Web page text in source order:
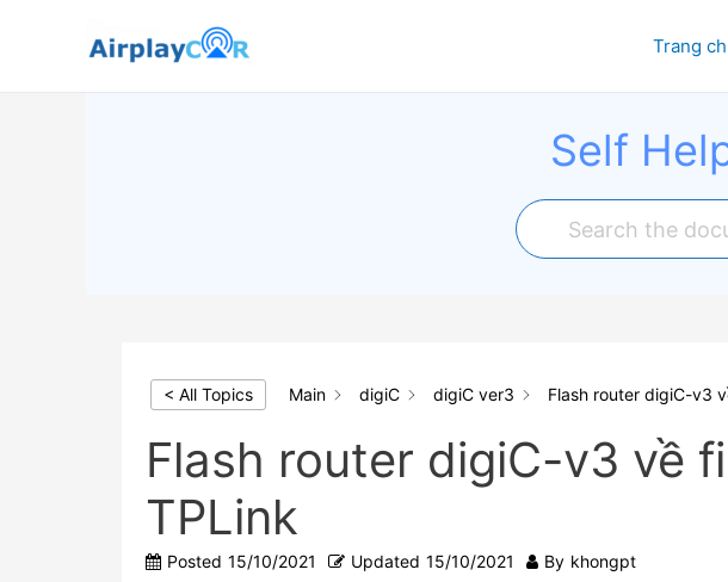
Trang
Self
< All Topics Main digiC digiC ver3 Flash router digiC-v3
Flash router digiC-v3 về
TPLink
Posted 15/10/2021 Updated 15/10/2021 By khongpt